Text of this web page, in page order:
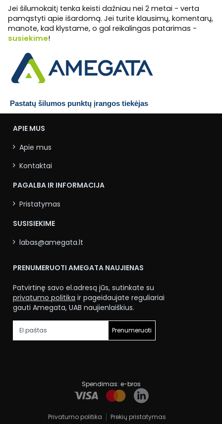
Jei šilumokaitį tenka keisti dažniau nei 2 metai - verta
pamąstyti apie išardomą. Jei turite klausimų, komentarų,
manote, kad klystame, o gal reikalingas patarimas -
susiekime!
Pastatų šilumos punktų įrangos tiekėjas
APIE MUS
Apie mus
Kontaktai
PAGALBA IR INFORMACIJA
Pristatymas
SUSISIEKIME
labas@amegata.lt
PRENUMERUOTI AMEGATA NAUJIENAS
Patvirtinę savo el.adresą jūs, sutinkate su
privatumo politika ir pageidaujate reguliariai
gauti Amegata, UAB naujienlaiškius.
Prenumeruoti
Privatumo politika Prekių pristatymas
Spendimas: e-bros